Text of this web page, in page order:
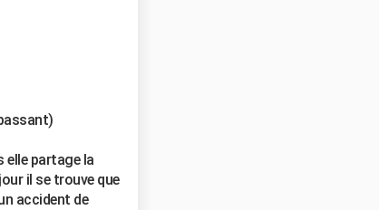
elle partage la
il se trouve que
accident de